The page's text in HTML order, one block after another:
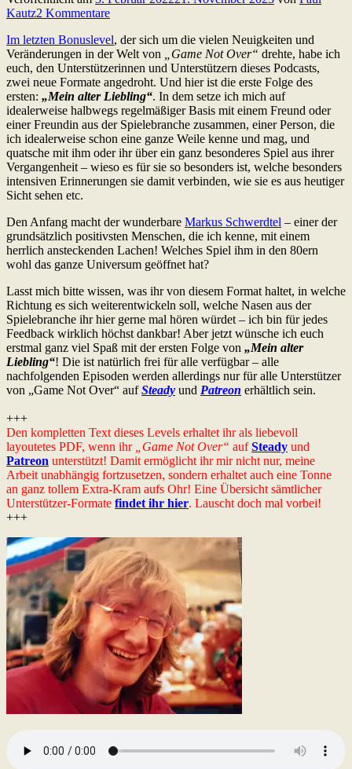
Kautz2 Kommentare
Im letzten Bonuslevel, der sich um die vielen Neuigkeiten und
Veränderungen in der Welt von
„Game Not Over“ drehte, habe ich
euch, den Unterstützerinnen und Unterstützern dieses Podcasts,
zwei neue Formate angedroht. Und hier ist die erste Folge des
ersten: „Mein alter Liebling“. In dem setze ich mich auf
idealerweise halbwegs regelmäßiger Basis mit einem Freund oder
einer Freundin aus der Spielebranche zusammen, einer Person, die
ich idealerweise schon eine ganze Weile kenne und mag, und
quatsche mit ihm oder ihr über ein ganz besonderes Spiel aus ihrer
Vergangenheit – wieso es für sie so besonders ist, welche besonders
intensiven Erinnerungen sie damit verbinden, wie sie es aus heutiger
Sicht sehen etc.
Den Anfang macht der wunderbare Markus Schwerdtel – einer der
grundsätzlich positivsten Menschen, die ich kenne, mit einem
herrlich ansteckenden Lachen! Welches Spiel ihm in den 80ern
wohl das ganze Universum geöffnet hat?
Lasst mich bitte wissen, was ihr von diesem Format haltet, in welche
Richtung es sich weiterentwickeln soll, welche Nasen aus der
Spielebranche ihr hier gerne mal hören würdet – ich bin für jedes
Feedback wirklich höchst dankbar! Aber jetzt wünsche ich euch
erstmal ganz viel Spaß mit der ersten Folge von „Mein alter
Liebling“! Die ist natürlich frei für alle verfügbar – alle
nachfolgenden Episoden werden allerdings nur für alle Unterstützer
von „Game Not Over“ aufSteady und Patreon erhältlich sein.
+++
Den kompletten Text dieses Levels erhaltet ihr als liebevoll
layoutetes PDF, wenn ihr
„Game Not Over“ aufSteady und
Patreon unterstützt! Damit ermöglicht ihr mir nicht nur, meine
Arbeit unabhängig fortzusetzen, sondern erhaltet auch eine Tonne
an ganz tollem Extra-Kram aufs Ohr! Eine Übersicht sämtlicher
Unterstützer-Formate findet ihr hier. Lauscht doch mal vorbei!
+++